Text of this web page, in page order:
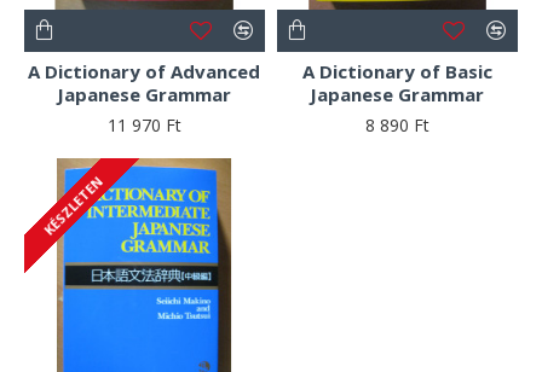
A Dictionary of Advanced
Japanese Grammar
11 970 Ft
A Dictionary of Basic
Japanese Grammar
8 890 Ft
KÉSZLETEN